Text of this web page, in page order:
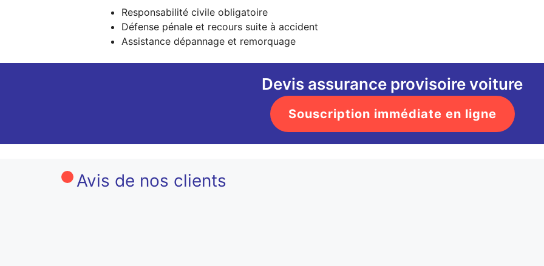
Responsabilité civile obligatoire
Défense pénale et recours suite à accident
Assistance dépannage et remorquage
Devis assurance provisoire voiture
Souscription immédiate en ligne
Avis de nos clients